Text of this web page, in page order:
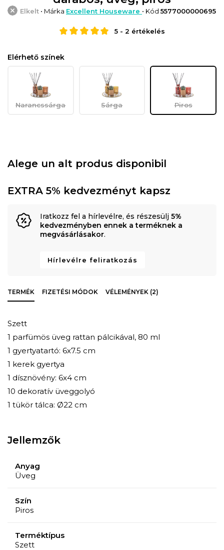
Elkelt • Márka Excellent Houseware • Kód5577000000695
5- 2 értékelés
Elérhető színek
Narancssárga Sárga Piros
Alege un alt produs disponibil
EXTRA 5% kedvezményt kapsz
Iratkozz fel a hírlevélre, és részesülj 5%
kedvezményben ennek a terméknek a
megvásárlásakor.
Hírlevélre feliratkozás
TERMÉK FIZETÉSI MÓDOK VÉLEMÉNYEK (2)
Szett
1 parfümös üveg rattan pálcikával, 80 ml
1 gyertyatartó: 6x7.5 cm
1 kerek gyertya
1 dísznövény: 6x4 cm
10 dekoratív üveggolyó
1 tükör tálca: Ø22 cm
Jellemzők
Anyag
Üveg
Szín
Piros
Terméktípus
Szett